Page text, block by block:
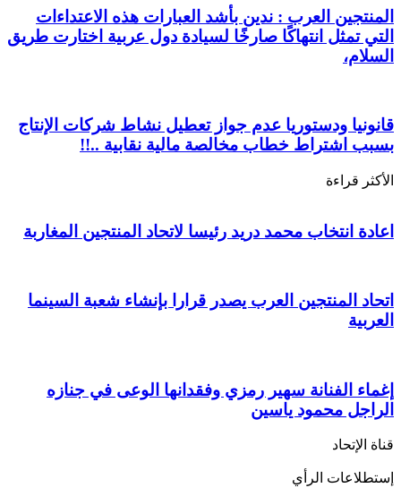
المنتجين العرب : ندين بأشد العبارات هذه الاعتداءات
التي تمثل انتهاكًا صارخًا لسيادة دول عربية اختارت طريق
السلام،
قانونيا ودستوريا عدم جواز تعطيل نشاط شركات الإنتاج
بسبب اشتراط خطاب مخالصة مالية نقابية ..!!
الأكثر قراءة
اعادة انتخاب محمد دريد رئيسا لاتحاد المنتجين المغاربة
اتحاد المنتجين العرب يصدر قرارا بإنشاء شعبة السينما
العربية
إغماء الفنانة سهير رمزي وفقدانها الوعى في جنازه
الراجل محمود ياسين
قناة الإتحاد
إستطلاعات الرأي